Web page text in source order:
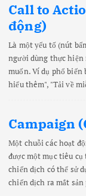
Call to
động)
Là một yếu tố (nút
người dùng thực
muốn. Ví dụ phổ
hiểu thêm", "Tải về
Campaign
Một chuỗi các hoạt
được một mục tiêu
chiến dịch có thể sử
chiến dịch ra mắt